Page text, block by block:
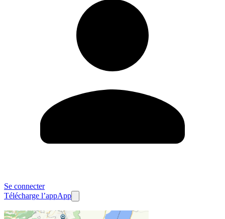
Se connecter
Télécharge l’appApp